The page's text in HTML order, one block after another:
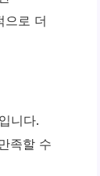
으로 더
니다.
족할 수